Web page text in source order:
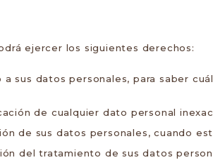
ejercer los siguientes derechos:
a sus datos personales, para saber
de cualquier dato personal
de sus datos personales, cuando
del tratamiento de sus datos